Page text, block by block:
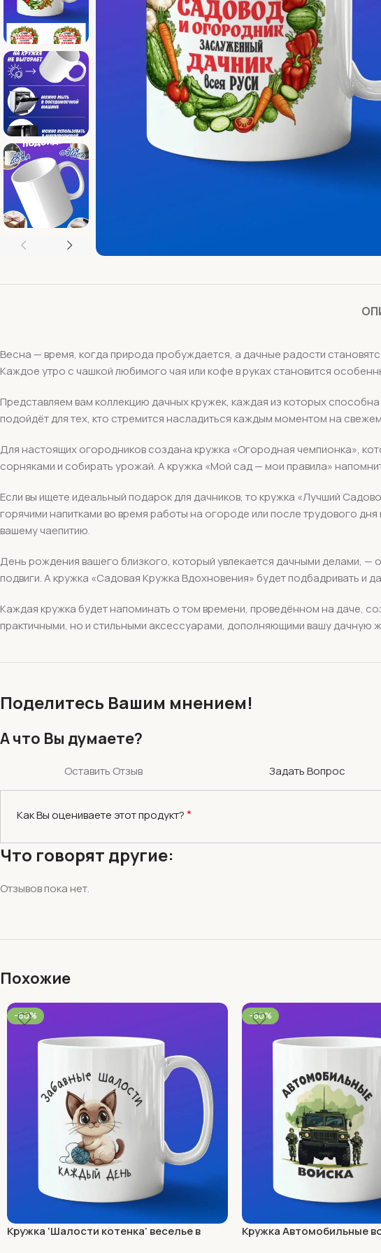
Весна — время, когда природа пробуждается, а дачные радости
Каждое утро с чашкой любимого чая или кофе в руках становится
Представляем вам коллекцию дачных кружек, каждая из которых
подойдёт для тех, кто стремится насладиться каждым моментом на
Для настоящих огородников создана кружка «Огородная чемпионка»,
сорняками и собирать урожай. А кружка «Мой сад — мои правила»
Если вы ищете идеальный подарок для дачников, то кружка «Лучший
горячими напитками во время работы на огороде или после трудового
вашему чаепитию.
День рождения вашего близкого, который увлекается дачными делами,
подвиги. А кружка «Садовая Кружка Вдохновения» будет подбадривать и
Каждая кружка будет напоминать о том времени, проведённом на даче,
практичными, но и стильными аксессуарами, дополняющими вашу дачную
Поделитесь Вашим мнением!
А что Вы думаете?
Оставить Отзыв Задать Вопрос
Как Вы оцениваете этот продукт?*
Что говорят другие:
Отзывов пока нет.
Похожие
-60%
Кружка ‘Шалости котенка’ веселье в
-60%
Кружка Автомобильные